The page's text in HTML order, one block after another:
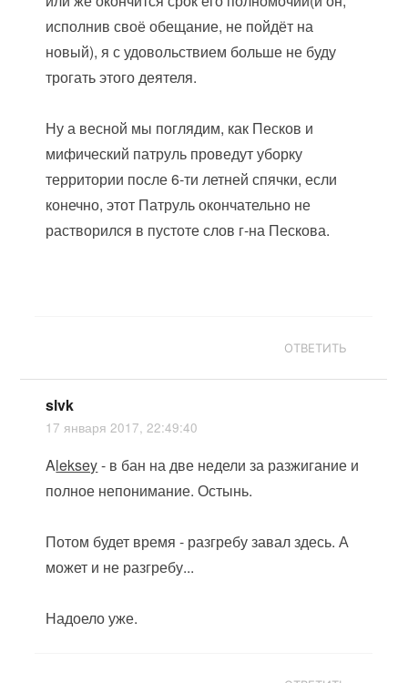
исполнив своё обещание, не пойдёт на
новый), я с удовольствием больше не буду
трогать этого деятеля.
Ну а весной мы поглядим, как Песков и
мифический патруль проведут уборку
территории после 6-ти летней спячки, если
конечно, этот Патруль окончательно не
растворился в пустоте слов г-на Пескова.
ОТВЕТИТЬ
slvk
17 января 2017, 22:49:40
Aleksey- в бан на две недели за разжигание и
полное непонимание. Остынь.
Потом будет время - разгребу завал здесь. А
может и не разгребу...
Надоело уже.